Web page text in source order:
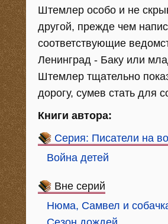
Штемлер особо и не
другой, прежде чем
соответствующие
Ленинград - Баку или
Штемлер тщательно
дорогу, сумев стать для
Книги автора:
Серия: Писатели на
Война детей
Вне серий
Нюма, Самвел и